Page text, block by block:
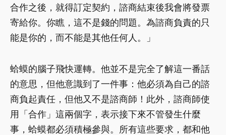
合作之後，就得訂定契約，諮商結束後我會將發票
寄給你。你瞧，這不是錢的問題。為諮商負責的只
能是你的，而不能是其他任何人。」
蛤蟆的腦子飛快運轉。他並不是完全了解這一番話
的意思，但他意識到了一件事：他必須為自己的諮
商負起責任，但他又不是諮商師！此外，諮商師使
用「合作」這兩個字，表示接下來不管發生什麼
事，蛤蟆都必須積極參與。所有這些要求，都和他